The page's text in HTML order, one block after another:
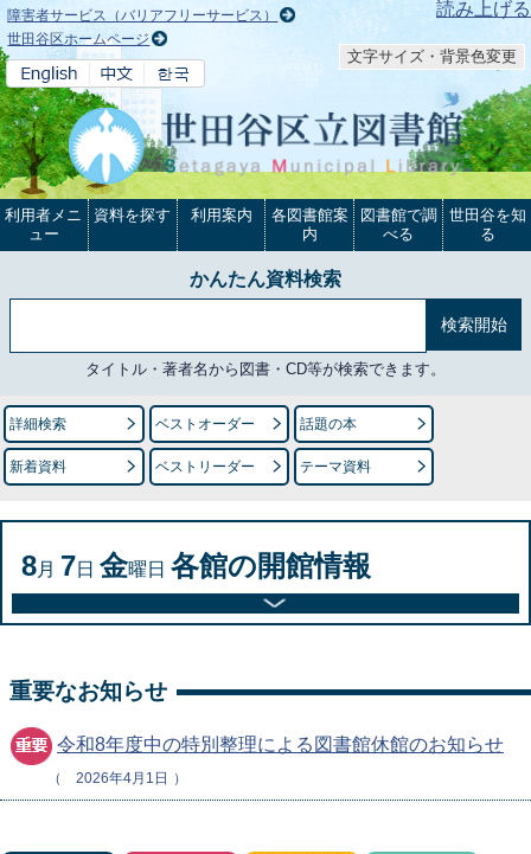
本文へ 読み上げる
障害者サービス（バリアフリーサービス）
世田谷区ホームページ
文字サイズ・背景色変更
利用者メニ
ュー
資料を探す 利用案内
各図書館案
内
図書館で調
べる
世田谷を知
る
かんたん資料検索
タイトル・著者名から図書・CD等が検索できます。
詳細検索 ベストオーダー 話題の本
新着資料 ベストリーダー テーマ資料
8月 7日 金曜日 各館の開館情報
重要なお知らせ
令和8年度中の特別整理による図書館休館のお知らせ
2026年4月1日